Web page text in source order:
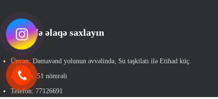
Bizimlə əlaqə saxlayın
Ünvan: Dəmavənd yolunun əvvəlində, Su təşkilatı ilə Etihad küç.
arasında, 51 nömrəli
Telefon: 77126691